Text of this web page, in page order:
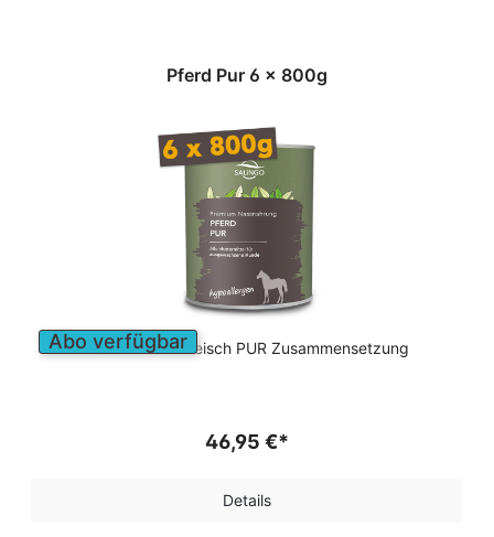
Abo verfügbar
Pferd Pur 6 x 800g
Nassfutter in Fleisch PUR Zusammensetzung
46,95 €*
Details